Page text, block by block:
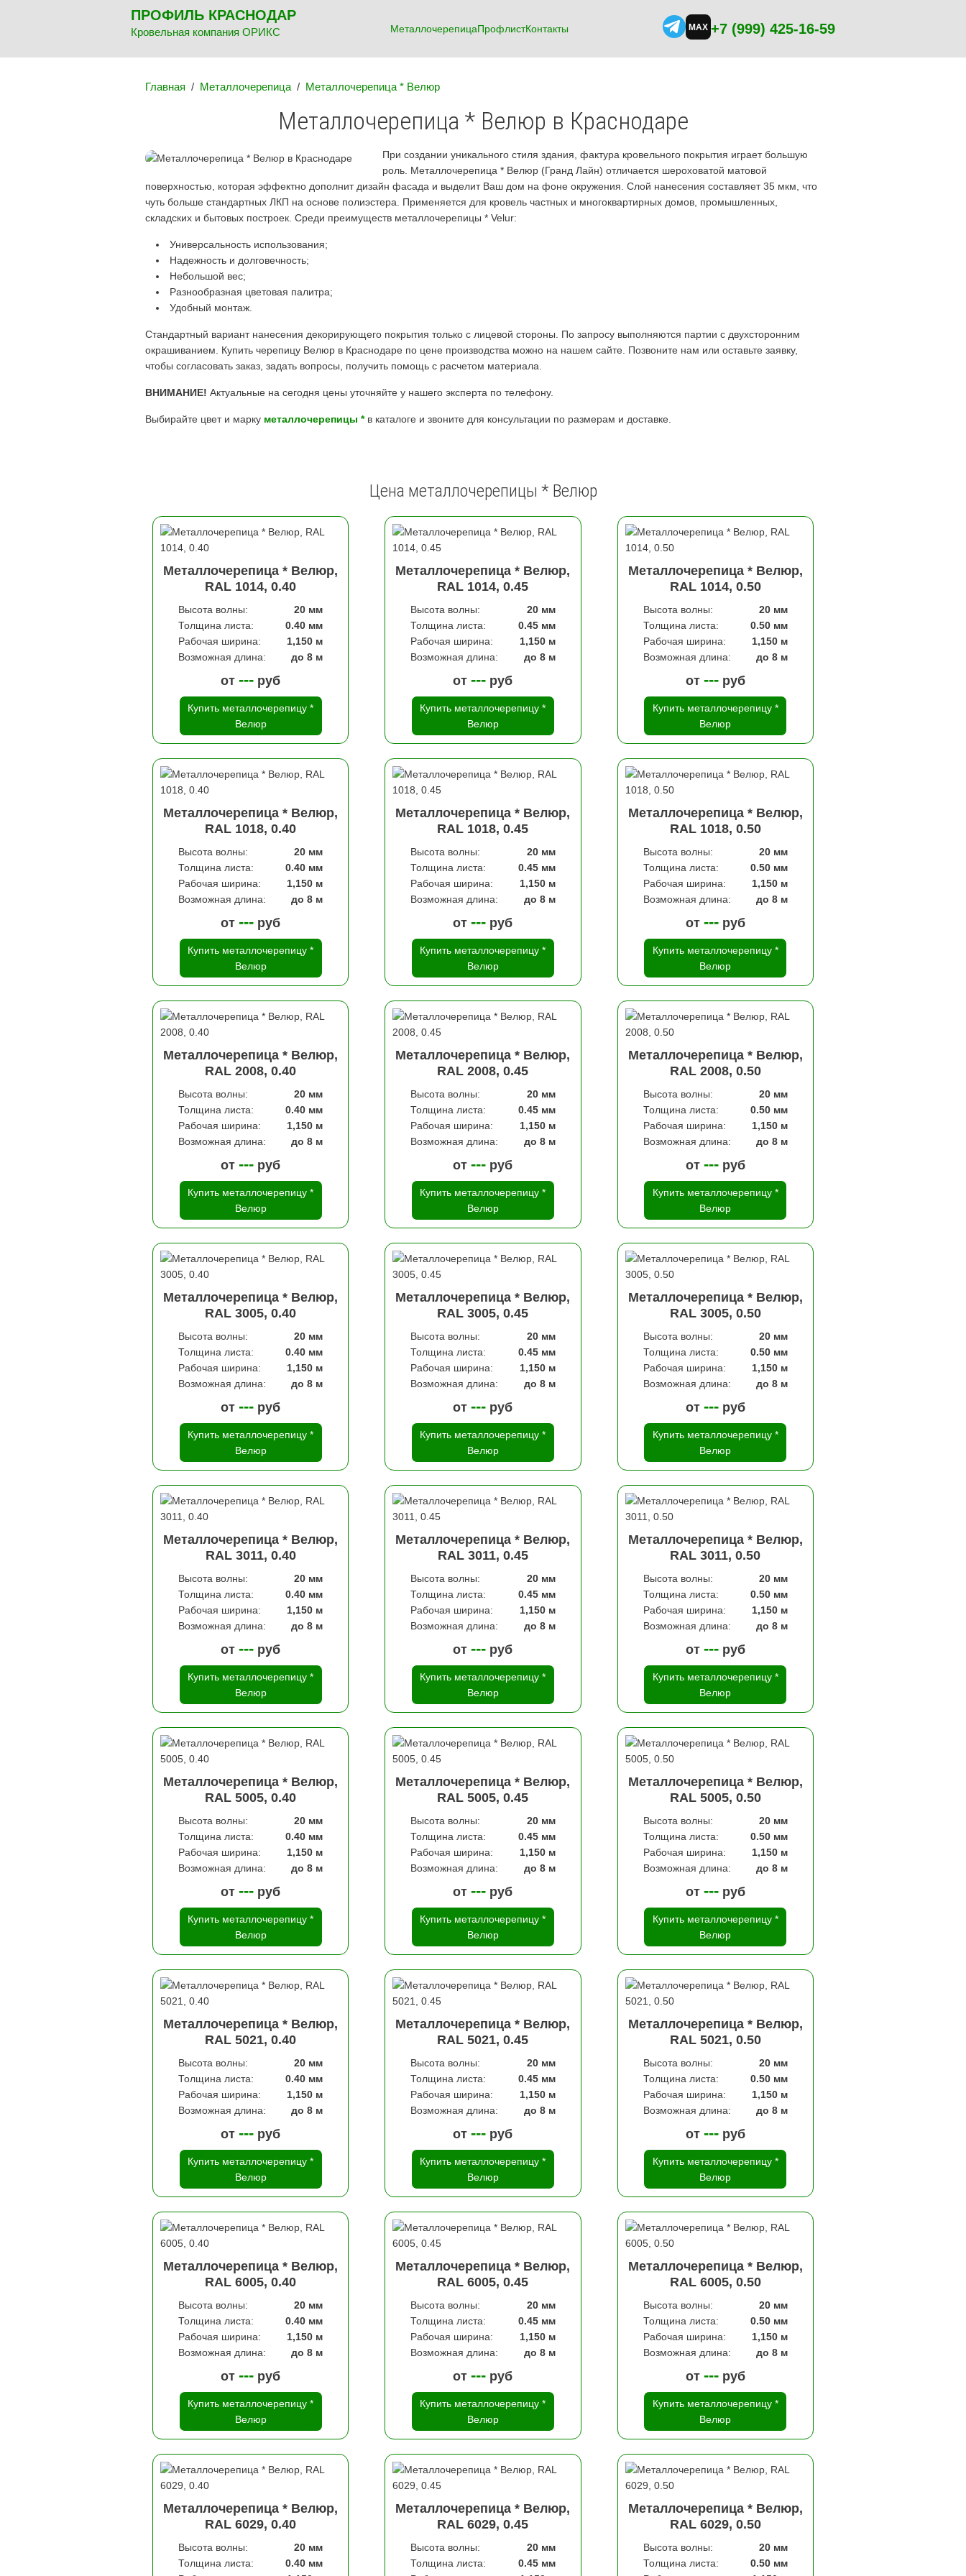
ПРОФИЛЬ КРАСНОДАР
Кровельная компания ОРИКС МеталлочерепицаПрофлистКонтакты MAX +7 (999) 425-16-59
Главная / Металлочерепица / Металлочерепица * Велюр
Металлочерепица * Велюр в Краснодаре
При создании уникального стиля здания, фактура кровельного покрытия играет большую
роль. Металлочерепица * Велюр (Гранд Лайн) отличается шероховатой матовой
поверхностью, которая эффектно дополнит дизайн фасада и выделит Ваш дом на фоне окружения. Слой нанесения составляет 35 мкм, что
чуть больше стандартных ЛКП на основе полиэстера. Применяется для кровель частных и многоквартирных домов, промышленных,
складских и бытовых построек. Среди преимуществ металлочерепицы * Velur:
Универсальность использования;
Надежность и долговечность;
Небольшой вес;
Разнообразная цветовая палитра;
Удобный монтаж.
Стандартный вариант нанесения декорирующего покрытия только с лицевой стороны. По запросу выполняются партии с двухсторонним
окрашиванием. Купить черепицу Велюр в Краснодаре по цене производства можно на нашем сайте. Позвоните нам или оставьте заявку,
чтобы согласовать заказ, задать вопросы, получить помощь с расчетом материала.
ВНИМАНИЕ! Актуальные на сегодня цены уточняйте у нашего эксперта по телефону.
Выбирайте цвет и марку металлочерепицы *в каталоге и звоните для консультации по размерам и доставке.
Цена металлочерепицы * Велюр
Металлочерепица * Велюр,
RAL 1014, 0.40
Высота волны:
20 мм
Толщина листа:
0.40 мм
Рабочая ширина:
1,150 м
Возможная длина:
до 8 м
от--- руб
Купить металлочерепицу *
Велюр
Металлочерепица * Велюр,
RAL 1014, 0.45
Высота волны:
20 мм
Толщина листа:
0.45 мм
Рабочая ширина:
1,150 м
Возможная длина:
до 8 м
от--- руб
Купить металлочерепицу *
Велюр
Металлочерепица * Велюр,
RAL 1014, 0.50
Высота волны:
20 мм
Толщина листа:
0.50 мм
Рабочая ширина:
1,150 м
Возможная длина:
до 8 м
от ---руб
Купить металлочерепицу *
Велюр
Металлочерепица * Велюр,
RAL 1018, 0.40
Высота волны:
20 мм
Толщина листа:
0.40 мм
Рабочая ширина:
1,150 м
Возможная длина:
до 8 м
от--- руб
Купить металлочерепицу *
Велюр
Металлочерепица * Велюр,
RAL 1018, 0.45
Высота волны:
20 мм
Толщина листа:
0.45 мм
Рабочая ширина:
1,150 м
Возможная длина:
до 8 м
от--- руб
Купить металлочерепицу *
Велюр
Металлочерепица * Велюр,
RAL 1018, 0.50
Высота волны:
20 мм
Толщина листа:
0.50 мм
Рабочая ширина:
1,150 м
Возможная длина:
до 8 м
от ---руб
Купить металлочерепицу *
Велюр
Металлочерепица * Велюр,
RAL 2008, 0.40
Высота волны:
20 мм
Толщина листа:
0.40 мм
Рабочая ширина:
1,150 м
Возможная длина:
до 8 м
от--- руб
Купить металлочерепицу *
Велюр
Металлочерепица * Велюр,
RAL 2008, 0.45
Высота волны:
20 мм
Толщина листа:
0.45 мм
Рабочая ширина:
1,150 м
Возможная длина:
до 8 м
от--- руб
Купить металлочерепицу *
Велюр
Металлочерепица * Велюр,
RAL 2008, 0.50
Высота волны:
20 мм
Толщина листа:
0.50 мм
Рабочая ширина:
1,150 м
Возможная длина:
до 8 м
от ---руб
Купить металлочерепицу *
Велюр
Металлочерепица * Велюр,
RAL 3005, 0.40
Высота волны:
20 мм
Толщина листа:
0.40 мм
Рабочая ширина:
1,150 м
Возможная длина:
до 8 м
от--- руб
Купить металлочерепицу *
Велюр
Металлочерепица * Велюр,
RAL 3005, 0.45
Высота волны:
20 мм
Толщина листа:
0.45 мм
Рабочая ширина:
1,150 м
Возможная длина:
до 8 м
от--- руб
Купить металлочерепицу *
Велюр
Металлочерепица * Велюр,
RAL 3005, 0.50
Высота волны:
20 мм
Толщина листа:
0.50 мм
Рабочая ширина:
1,150 м
Возможная длина:
до 8 м
от ---руб
Купить металлочерепицу *
Велюр
Металлочерепица * Велюр,
RAL 3011, 0.40
Высота волны:
20 мм
Толщина листа:
0.40 мм
Рабочая ширина:
1,150 м
Возможная длина:
до 8 м
от--- руб
Купить металлочерепицу *
Велюр
Металлочерепица * Велюр,
RAL 3011, 0.45
Высота волны:
20 мм
Толщина листа:
0.45 мм
Рабочая ширина:
1,150 м
Возможная длина:
до 8 м
от--- руб
Купить металлочерепицу *
Велюр
Металлочерепица * Велюр,
RAL 3011, 0.50
Высота волны:
20 мм
Толщина листа:
0.50 мм
Рабочая ширина:
1,150 м
Возможная длина:
до 8 м
от ---руб
Купить металлочерепицу *
Велюр
Металлочерепица * Велюр,
RAL 5005, 0.40
Высота волны:
20 мм
Толщина листа:
0.40 мм
Рабочая ширина:
1,150 м
Возможная длина:
до 8 м
от--- руб
Купить металлочерепицу *
Велюр
Металлочерепица * Велюр,
RAL 5005, 0.45
Высота волны:
20 мм
Толщина листа:
0.45 мм
Рабочая ширина:
1,150 м
Возможная длина:
до 8 м
от--- руб
Купить металлочерепицу *
Велюр
Металлочерепица * Велюр,
RAL 5005, 0.50
Высота волны:
20 мм
Толщина листа:
0.50 мм
Рабочая ширина:
1,150 м
Возможная длина:
до 8 м
от ---руб
Купить металлочерепицу *
Велюр
Металлочерепица * Велюр,
RAL 5021, 0.40
Высота волны:
20 мм
Толщина листа:
0.40 мм
Рабочая ширина:
1,150 м
Возможная длина:
до 8 м
от--- руб
Купить металлочерепицу *
Велюр
Металлочерепица * Велюр,
RAL 5021, 0.45
Высота волны:
20 мм
Толщина листа:
0.45 мм
Рабочая ширина:
1,150 м
Возможная длина:
до 8 м
от--- руб
Купить металлочерепицу *
Велюр
Металлочерепица * Велюр,
RAL 5021, 0.50
Высота волны:
20 мм
Толщина листа:
0.50 мм
Рабочая ширина:
1,150 м
Возможная длина:
до 8 м
от ---руб
Купить металлочерепицу *
Велюр
Металлочерепица * Велюр,
RAL 6005, 0.40
Высота волны:
20 мм
Толщина листа:
0.40 мм
Рабочая ширина:
1,150 м
Возможная длина:
до 8 м
от--- руб
Купить металлочерепицу *
Велюр
Металлочерепица * Велюр,
RAL 6005, 0.45
Высота волны:
20 мм
Толщина листа:
0.45 мм
Рабочая ширина:
1,150 м
Возможная длина:
до 8 м
от--- руб
Купить металлочерепицу *
Велюр
Металлочерепица * Велюр,
RAL 6005, 0.50
Высота волны:
20 мм
Толщина листа:
0.50 мм
Рабочая ширина:
1,150 м
Возможная длина:
до 8 м
от ---руб
Купить металлочерепицу *
Велюр
Металлочерепица * Велюр,
RAL 6029, 0.40
Высота волны:
20 мм
Толщина листа:
0.40 мм
Металлочерепица * Велюр,
RAL 6029, 0.45
Высота волны:
20 мм
Толщина листа:
0.45 мм
Металлочерепица * Велюр,
RAL 6029, 0.50
Высота волны:
20 мм
Толщина листа:
0.50 мм